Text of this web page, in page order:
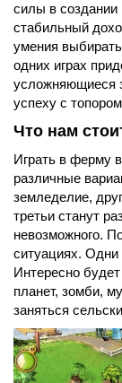
силы в создании
стабильный
умения
одних играх
усложняющиеся
успеху с
Что нам
Играть в ферму
различные
земледелие,
третьи станут
невозможного.
ситуациях. Одни
Интересно
планет, зомби,
заняться